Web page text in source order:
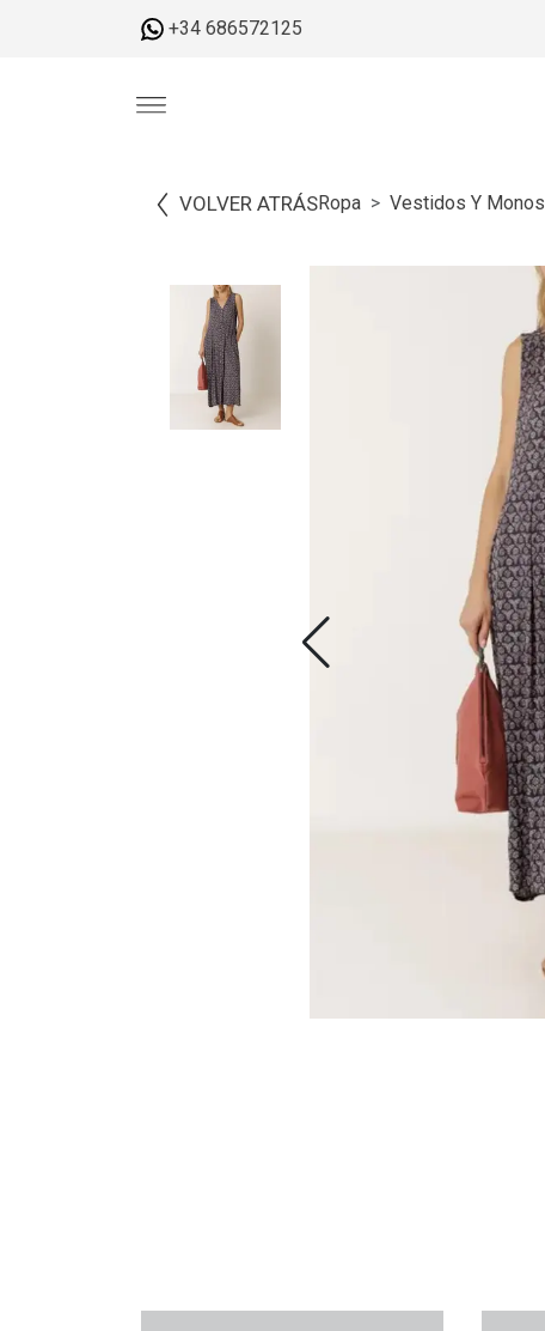
+34 686572125
VOLVER ATRÁSRopa Vestidos Y Monos